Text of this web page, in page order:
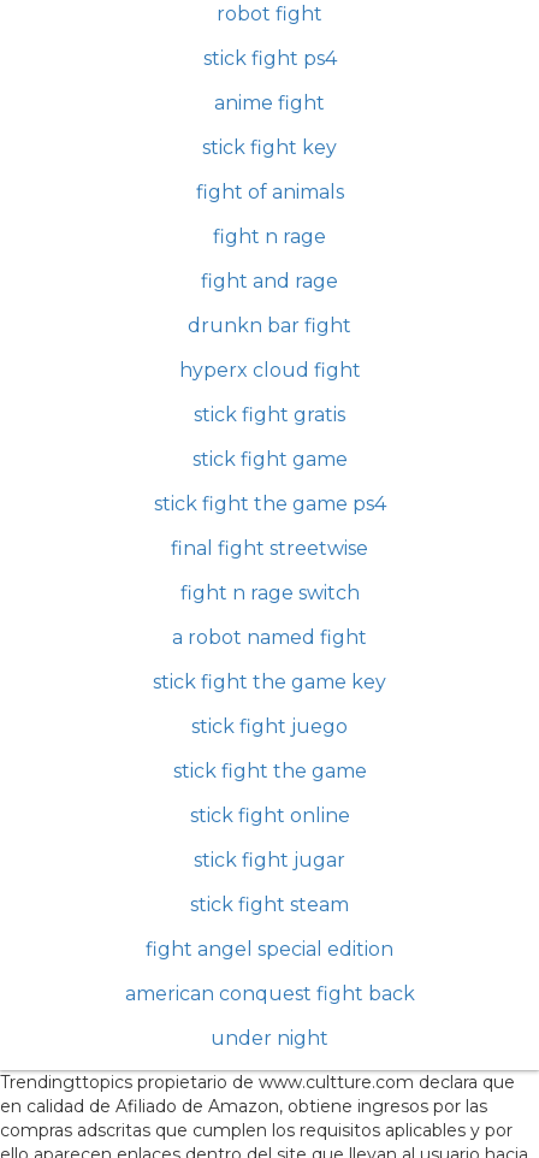
robot fight
stick fight ps4
anime fight
stick fight key
fight of animals
fight n rage
fight and rage
drunkn bar fight
hyperx cloud fight
stick fight gratis
stick fight game
stick fight the game ps4
final fight streetwise
fight n rage switch
a robot named fight
stick fight the game key
stick fight juego
stick fight the game
stick fight online
stick fight jugar
stick fight steam
fight angel special edition
american conquest fight back
under night
Trendingttopics propietario de www.cultture.com declara que
en calidad de Afiliado de Amazon, obtiene ingresos por las
compras adscritas que cumplen los requisitos aplicables y por